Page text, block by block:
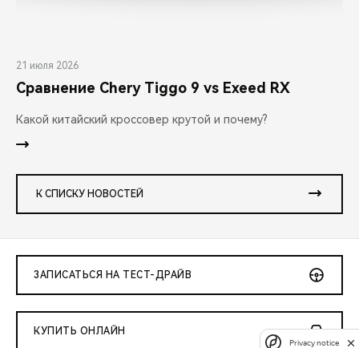
21 июля 2026
Сравнение Chery Tiggo 9 vs Exeed RX
Какой китайский кроссовер крутой и почему?
К СПИСКУ НОВОСТЕЙ
ЗАПИСАТЬСЯ НА ТЕСТ-ДРАЙВ
КУПИТЬ ОНЛАЙН
Privacy notice